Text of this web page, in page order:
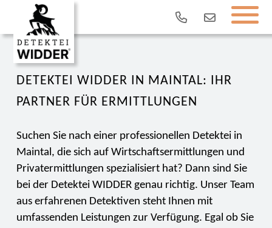
DETEKTEI WIDDER IN MAINTAL: IHR
PARTNER FÜR ERMITTLUNGEN
Suchen Sie nach einer professionellen Detektei in
Maintal, die sich auf Wirtschaftsermittlungen und
Privatermittlungen spezialisiert hat? Dann sind Sie
bei der Detektei WIDDER genau richtig. Unser Team
aus erfahrenen Detektiven steht Ihnen mit
umfassenden Leistungen zur Verfügung. Egal ob Sie